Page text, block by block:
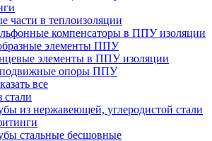
части в теплоизоляции
компенсаторы в ППУ изоляции
элементы ППУ
элементы в ППУ изоляции
опоры ППУ
все
стали
из нержавеющей, углеродистой стали
стальные бесшовные